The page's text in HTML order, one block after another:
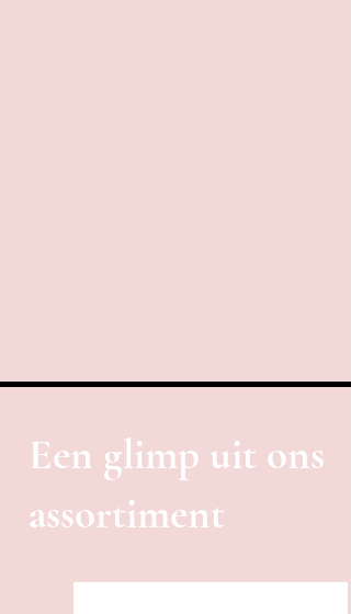
Een glimp uit ons
assortiment